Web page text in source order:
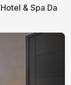
bãi biển
có thể
thuyền
Phật
ngàn mây
mỗi sớm
& Spa Da